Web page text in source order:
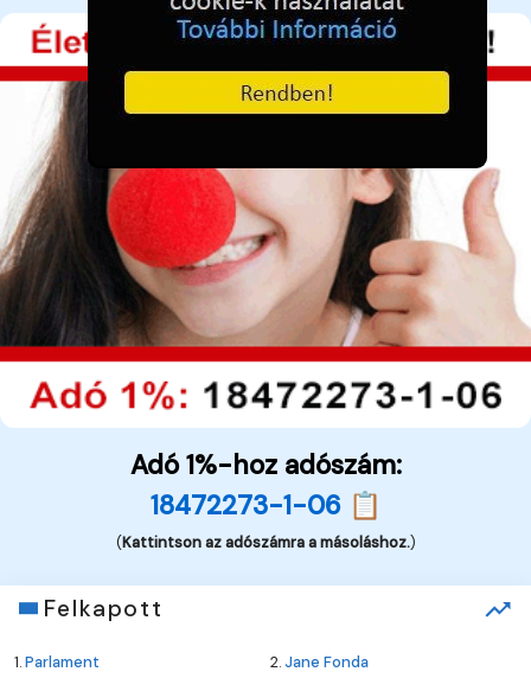
Adó 1%-hoz adószám:
18472273-1-06 📋
(Kattintson az adószámra a másoláshoz.)
Felkapott
1.Parlament 2.Jane Fonda